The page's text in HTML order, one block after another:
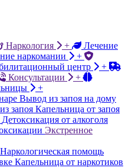
Наркология +
Лечение
наркомании
+
центр
+
Консультации
+
+
Вывод из запоя на дому
запоя Капельница от запоя
Детоксикация от алкоголя
Экстренное
Наркологическая помощь
Капельница от наркотиков